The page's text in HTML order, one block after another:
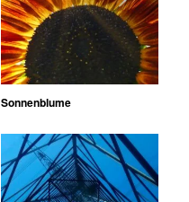
Sonnenblume